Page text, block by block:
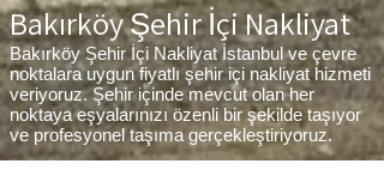
Bakırköy Şehir İçi Nakliyat
Bakırköy Şehir İçi Nakliyat İstanbul ve çevre
noktalara uygun fiyatlı şehir içi nakliyat hizmeti
veriyoruz. Şehir içinde mevcut olan her
noktaya eşyalarınızı özenli bir şekilde taşıyor
ve profesyonel taşıma gerçekleştiriyoruz.